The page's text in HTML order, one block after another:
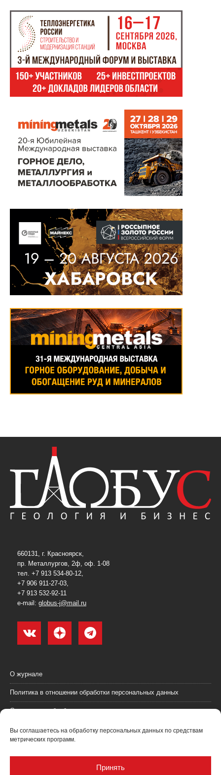
Вы соглашаетесь на обработку персональных данных по средствам
метрических программ.
Принять
660131, г. Красноярск,
пр. Металлургов, 2ф, оф. 1-08
тел. +7 913 534-80-12,
+7 906 911-27-03,
+7 913 532-92-11
e-mail: globus-j@mail.ru
О журнале
Политика в отношении обработки персональных данных
Согласие на обработку персональных данных
Пользовательское соглашение (оферта)